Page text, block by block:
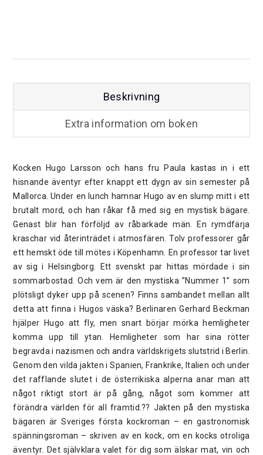
Beskrivning
Extra information om boken
Kocken Hugo Larsson och hans fru Paula kastas in i ett
hisnande äventyr efter knappt ett dygn av sin semester på
Mallorca. Under en lunch hamnar Hugo av en slump mitt i ett
brutalt mord, och han råkar få med sig en mystisk bägare.
Genast blir han förföljd av råbarkade män. En rymdfärja
kraschar vid återinträdet i atmosfären. Tolv professorer går
ett hemskt öde till mötes i Köpenhamn. En professor tar livet
av sig i Helsingborg. Ett svenskt par hittas mördade i sin
sommarbostad. Och vem är den mystiska ”Nummer 1” som
plötsligt dyker upp på scenen? Finns sambandet mellan allt
detta att finna i Hugos väska? Berlinaren Gerhard Beckman
hjälper Hugo att fly, men snart börjar mörka hemligheter
komma upp till ytan. Hemligheter som har sina rötter
begravda i nazismen och andra världskrigets slutstrid i Berlin.
Genom den vilda jakten i Spanien, Frankrike, Italien och under
det rafflande slutet i de österrikiska alperna anar man att
något riktigt stort är på gång, något som kommer att
förändra världen för all framtid.?? Jakten på den mystiska
bägaren är Sveriges första kockroman – en gastronomisk
spänningsroman – skriven av en kock, om en kocks otroliga
äventyr. Det självklara valet för dig som älskar mat, vin och